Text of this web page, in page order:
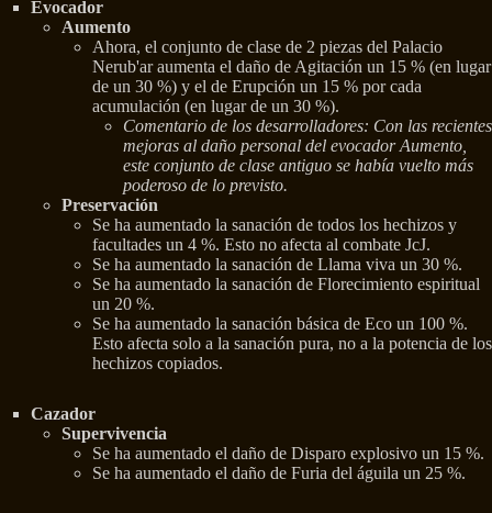
Evocador
Aumento
Ahora, el conjunto de clase de 2 piezas del Palacio
Nerub'ar aumenta el daño de Agitación un 15 % (en lugar
de un 30 %) y el de Erupción un 15 % por cada
acumulación (en lugar de un 30 %).
Comentario de los desarrolladores: Con las recientes
mejoras al daño personal del evocador Aumento,
este conjunto de clase antiguo se había vuelto más
poderoso de lo previsto.
Preservación
Se ha aumentado la sanación de todos los hechizos y
facultades un 4 %. Esto no afecta al combate JcJ.
Se ha aumentado la sanación de Llama viva un 30 %.
Se ha aumentado la sanación de Florecimiento espiritual
un 20 %.
Se ha aumentado la sanación básica de Eco un 100 %.
Esto afecta solo a la sanación pura, no a la potencia de los
hechizos copiados.
Cazador
Supervivencia
Se ha aumentado el daño de Disparo explosivo un 15 %.
Se ha aumentado el daño de Furia del águila un 25 %.